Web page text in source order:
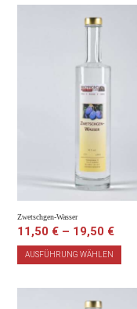
Zwetschgen-Wasser
11,50 € – 19,50 €
AUSFÜHRUNG WÄHLEN